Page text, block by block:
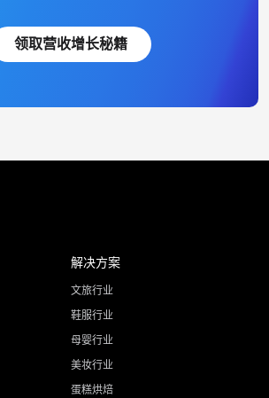
领取营收增长秘籍
解决方案
文旅行业
鞋服行业
母婴行业
美妆行业
蛋糕烘焙